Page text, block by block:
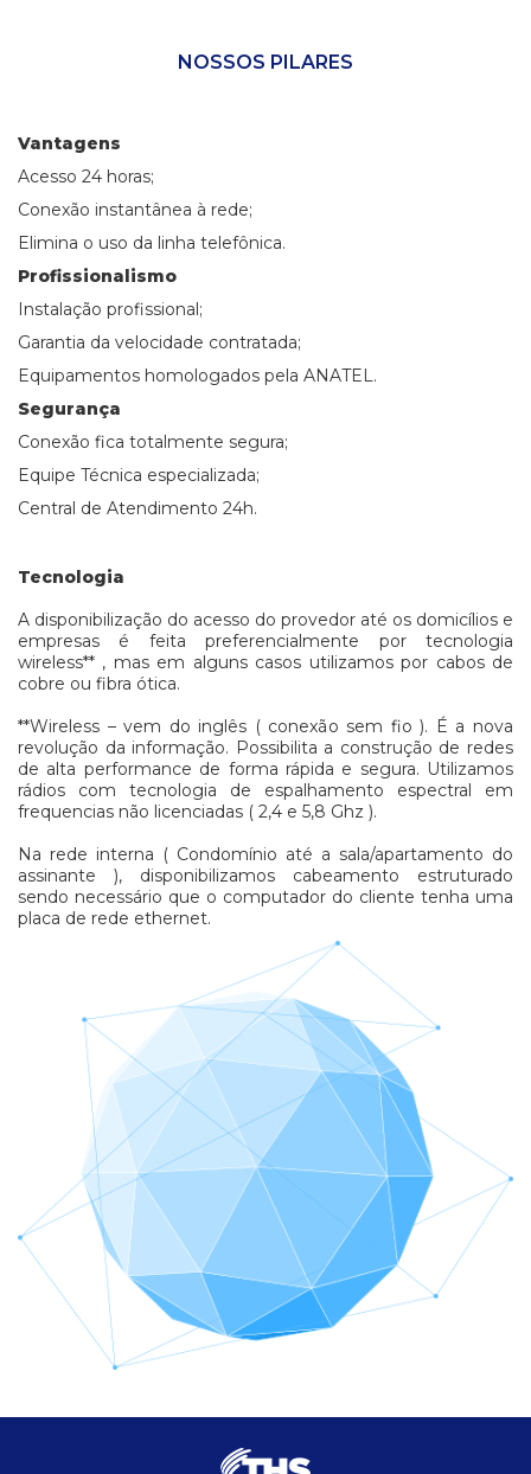
NOSSOS PILARES
Vantagens
Acesso 24 horas;
Conexão instantânea à rede;
Elimina o uso da linha telefônica.
Profissionalismo
Instalação profissional;
Garantia da velocidade contratada;
Equipamentos homologados pela ANATEL.
Segurança
Conexão fica totalmente segura;
Equipe Técnica especializada;
Central de Atendimento 24h.
Tecnologia
A disponibilização do acesso do provedor até os domicílios e
empresas é feita preferencialmente por tecnologia
wireless** , mas em alguns casos utilizamos por cabos de
cobre ou fibra ótica.
**Wireless – vem do inglês ( conexão sem fio ). É a nova
revolução da informação. Possibilita a construção de redes
de alta performance de forma rápida e segura. Utilizamos
rádios com tecnologia de espalhamento espectral em
frequencias não licenciadas ( 2,4 e 5,8 Ghz ).
Na rede interna ( Condomínio até a sala/apartamento do
assinante ), disponibilizamos cabeamento estruturado
sendo necessário que o computador do cliente tenha uma
placa de rede ethernet.